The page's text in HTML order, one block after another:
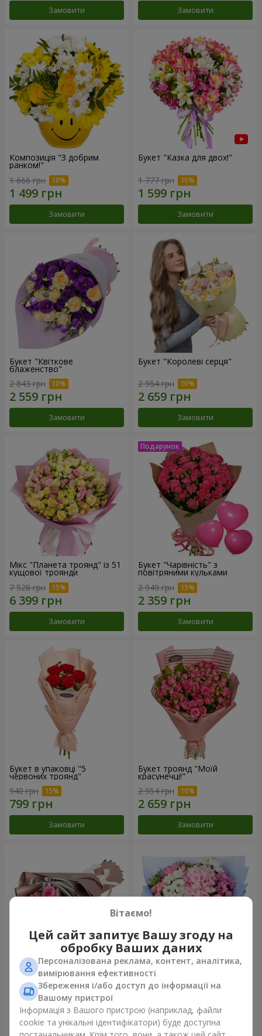
Замовити Замовити
Композиція "З добрим
ранком!"
1 666 грн
Замовити
Букет "Казка для двох!"
1 777 грн
Замовити
Букет "Квіткове
блаженство"
2 843 грн
Замовити
Букет "Королеві серця"
2 954 грн
Замовити
Мікс "Планета троянд" із 51
кущової троянди
7 528 грн
Замовити
Букет "Чарівність" з
повітряними кульками
2 949 грн
Замовити
Букет в упаковці "5
червоних троянд"
940 грн
Замовити
Букет троянд "Моїй
красунечці!"
2 954 грн
Замовити
Букет "7 рожевих троянд!"
1 124 грн
Замовити
Романтичний букет
"Небеса"
Замовити
Вітаємо!
Цей сайт запитує Вашу згоду на
обробку Ваших даних
Персоналізована реклама, контент, аналітика,
вимірювання ефективності
Збереження і/або доступ до інформації на
Вашому пристрої
Інформація з Вашого пристрою (наприклад, файли
cookie та унікальні ідентифікатори) буде доступна